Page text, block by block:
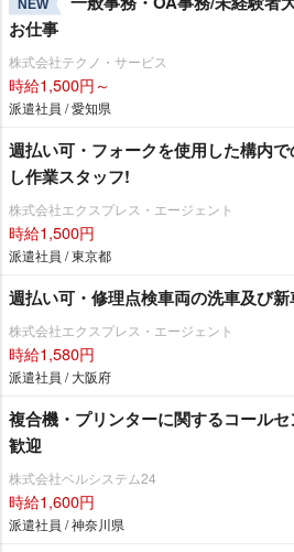
NEW
お仕事
株式会社テクノ・サービス
時給1,500円～
派遣社員 / 愛知県
週払い可・フォークを使用した構内
し作業スタッフ!
株式会社エクスプレス・エージェント
時給1,500円
派遣社員 / 東京都
週払い可・修理点検車両の洗車及び
株式会社エクスプレス・エージェント
時給1,580円
派遣社員 / 大阪府
複合機・プリンターに関するコール
歓迎
株式会社ベルシステム24
時給1,600円
派遣社員 / 神奈川県